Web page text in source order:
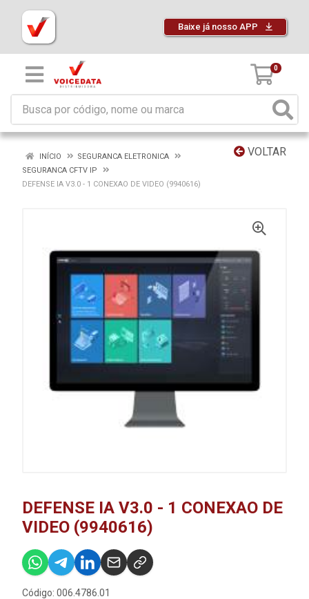
Baixe já nosso APP
0
VOLTAR
INÍCIO
SEGURANCA ELETRONICA
SEGURANCA CFTV IP
DEFENSE IA V3.0 - 1 CONEXAO DE VIDEO (9940616)
DEFENSE IA V3.0 - 1 CONEXAO DE
VIDEO (9940616)
Código: 006.4786.01